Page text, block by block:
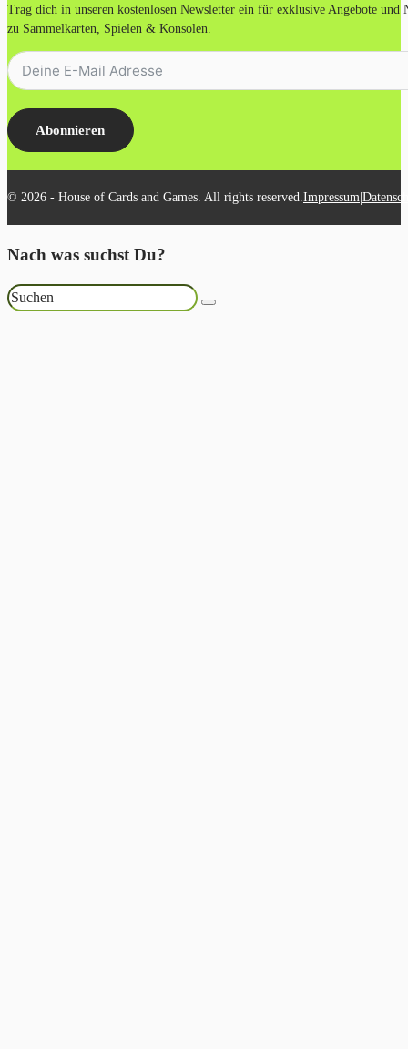
Trag dich in unseren kostenlosen Newsletter ein für exklusive Angebote und
zu Sammelkarten, Spielen & Konsolen.
Abonnieren
© 2026 - House of Cards and Games. All rights reserved.Impressum|
Nach was suchst Du?
Suchen